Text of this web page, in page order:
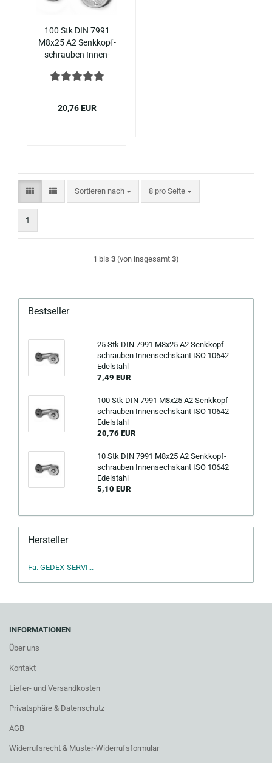
100 Stk DIN 7991
M8x25 A2 Senk­kopf­
schrau­ben In­nen­
Edel­stahl
20,76 EUR
Sortieren nach
Sortieren nach 8 pro Seite
pro Seite
1
1 bis 3 (von insgesamt 3)
Bestseller
25 Stk DIN 7991 M8x25 A2 Senk­kopf­
schrau­ben In­nen­sechs­kant ISO 10642
Edel­stahl
7,49 EUR
100 Stk DIN 7991 M8x25 A2 Senk­kopf­
schrau­ben In­nen­sechs­kant ISO 10642
Edel­stahl
20,76 EUR
10 Stk DIN 7991 M8x25 A2 Senk­kopf­
schrau­ben In­nen­sechs­kant ISO 10642
Edel­stahl
5,10 EUR
Hersteller
Fa. GEDEX-SERVI...
INFORMATIONEN
Über uns
Kontakt
Liefer- und Versandkosten
Privatsphäre & Datenschutz
AGB
Widerrufsrecht & Muster-Widerrufsformular